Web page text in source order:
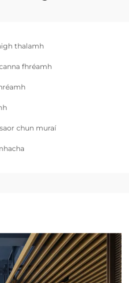
thalamh
fhréamh
chun muraí